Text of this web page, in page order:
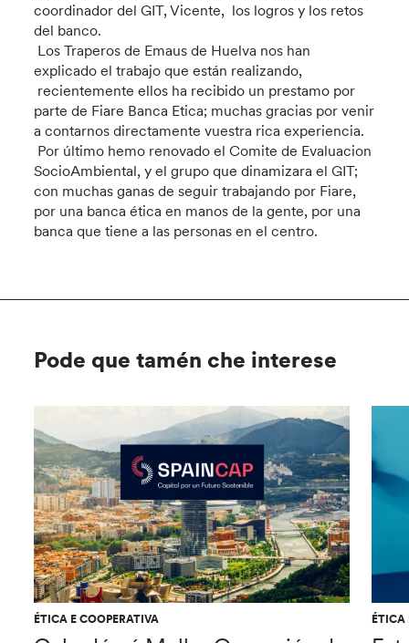
coordinador del GIT, Vicente, los logros y los retos
del banco.
Los Traperos de Emaus de Huelva nos han
explicado el trabajo que están realizando,
recientemente ellos ha recibido un prestamo por
parte de Fiare Banca Etica; muchas gracias por venir
a contarnos directamente vuestra rica experiencia.
Por último hemo renovado el Comite de Evaluacion
SocioAmbiental, y el grupo que dinamizara el GIT;
con muchas ganas de seguir trabajando por Fiare,
por una banca ética en manos de la gente, por una
banca que tiene a las personas en el centro.
Pode que tamén che interese
ÉTICA E COOPERATIVA ÉTICA